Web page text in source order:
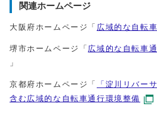
関連ホームページ
大阪府ホームページ「 広域的な自転
堺市ホームページ「 広域的な自転車
」
京都府ホームページ「
「淀川リバー
含む広域的な自転車通行環境整備